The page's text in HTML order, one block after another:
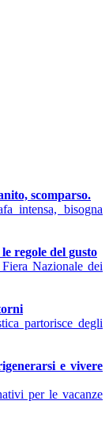
scomparso.
intensa, bisogna
regole del gusto
Nazionale dei
partorisce degli
e vivere
per le vacanze